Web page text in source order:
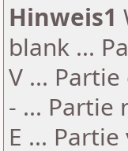
Hinweis1
blank ...
V ...
- ... Partie
E ...